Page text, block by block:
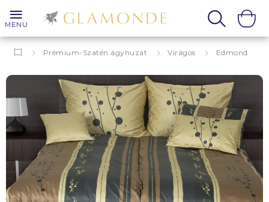
MENU
Prémium-Szatén ágyhuzat Virágos Edmond